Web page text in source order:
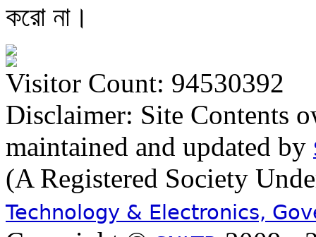
করো না।
Visitor Count: 94530392
Disclaimer: Site Contents
maintained and updated by
(A Registered Society
Technology & Electronics,